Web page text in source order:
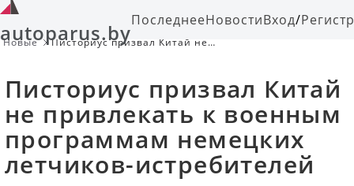
autoparus.byПоследнееНовостиВход/
Новые
Писториус призвал Китай не
Писториус призвал Китай
не привлекать к военным
программам немецких
летчиков-истребителей